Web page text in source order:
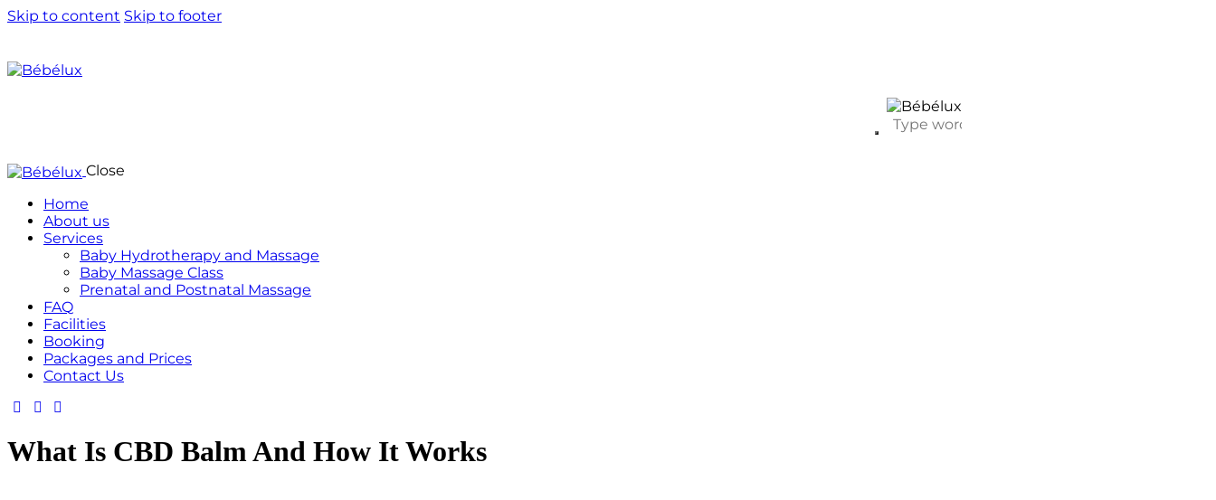
Skip to content Skip to footer
Close
Home
About us
Services
Baby Hydrotherapy and Massage
Baby Massage Class
Prenatal and Postnatal Massage
FAQ
Facilities
Booking
Packages and Prices
Contact Us
What Is CBD Balm And How It Works